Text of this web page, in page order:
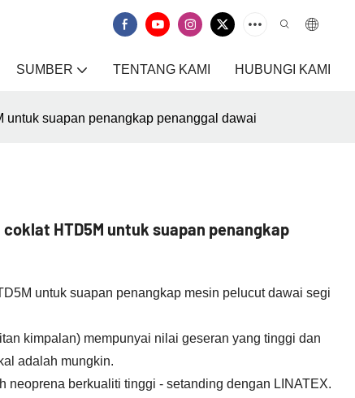
SUMBER TENTANG KAMI HUBUNGI KAMI
untuk suapan penangkap penanggal dawai
HTD5M untuk suapan penangkap
untuk suapan penangkap mesin pelucut dawai segi
kimpalan) mempunyai nilai geseran yang tinggi dan
adalah mungkin.
neoprena berkualiti tinggi - setanding dengan LINATEX.